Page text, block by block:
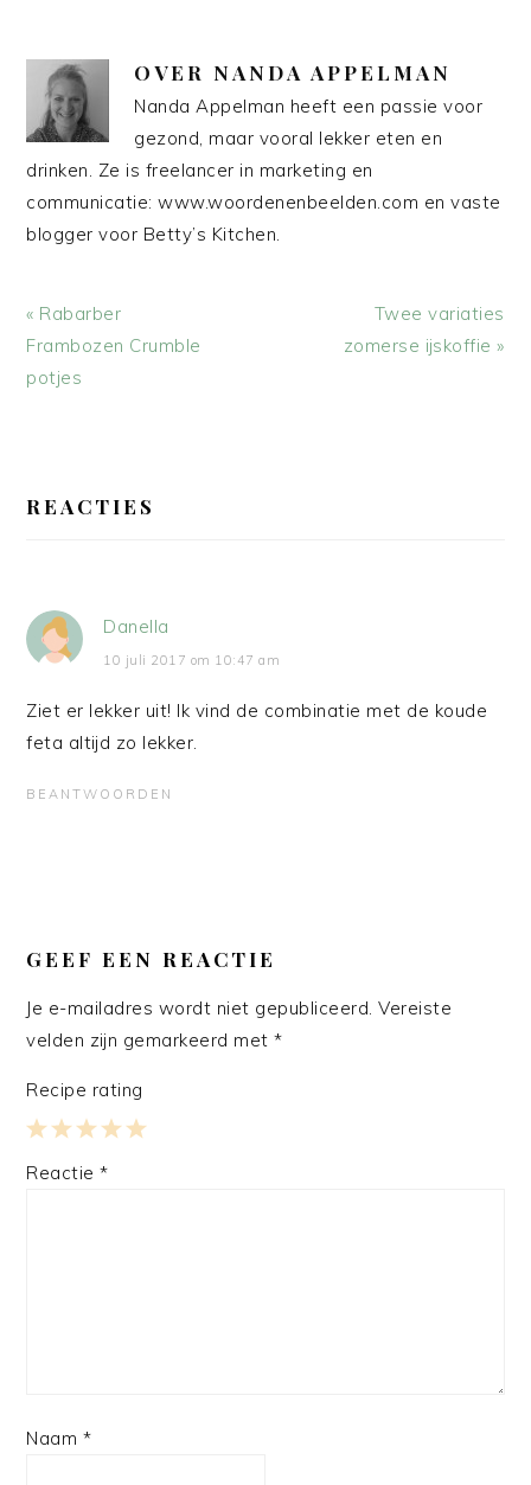
OVER NANDA APPELMAN
Nanda Appelman heeft een passie voor
gezond, maar vooral lekker eten en
drinken. Ze is freelancer in marketing en
communicatie: www.woordenenbeelden.com en vaste
blogger voor Betty’s Kitchen.
Vorig
bericht:
« Rabarber
Frambozen Crumble
potjes
Volgend
bericht:
Twee variaties
zomerse ijskoffie »
INTERACTIES
REACTIES
Danella
10 juli 2017 om 10:47 am
Ziet er lekker uit! Ik vind de combinatie met de koude
feta altijd zo lekker.
BEANTWOORDEN
GEEF EEN REACTIE
Je e-mailadres wordt niet gepubliceerd. Vereiste
velden zijn gemarkeerd met*
Recipe rating
4
3
2
1
Reactie*
Naam *